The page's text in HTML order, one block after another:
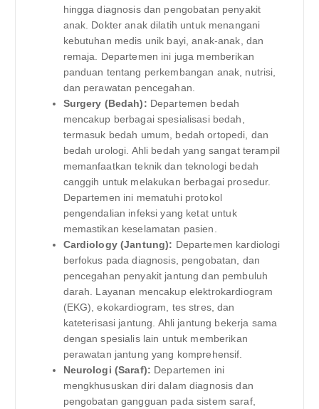
hingga diagnosis dan pengobatan penyakit
anak. Dokter anak dilatih untuk menangani
kebutuhan medis unik bayi, anak-anak, dan
remaja. Departemen ini juga memberikan
panduan tentang perkembangan anak, nutrisi,
dan perawatan pencegahan.
Surgery (Bedah): Departemen bedah
mencakup berbagai spesialisasi bedah,
termasuk bedah umum, bedah ortopedi, dan
bedah urologi. Ahli bedah yang sangat terampil
memanfaatkan teknik dan teknologi bedah
canggih untuk melakukan berbagai prosedur.
Departemen ini mematuhi protokol
pengendalian infeksi yang ketat untuk
memastikan keselamatan pasien.
Cardiology (Jantung): Departemen kardiologi
berfokus pada diagnosis, pengobatan, dan
pencegahan penyakit jantung dan pembuluh
darah. Layanan mencakup elektrokardiogram
(EKG), ekokardiogram, tes stres, dan
kateterisasi jantung. Ahli jantung bekerja sama
dengan spesialis lain untuk memberikan
perawatan jantung yang komprehensif.
Neurologi (Saraf): Departemen ini
mengkhususkan diri dalam diagnosis dan
pengobatan gangguan pada sistem saraf,